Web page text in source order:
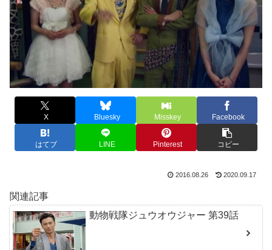
X Bluesky Misskey Facebook
はてブ LINE Pinterest コピー
2016.08.26 2020.09.17
関連記事
動物戦隊ジュウオウジャー 第39話